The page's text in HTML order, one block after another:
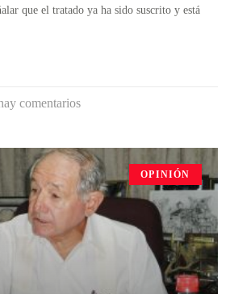
que el tratado ya ha sido suscrito y está
comentarios
OPINIÓN